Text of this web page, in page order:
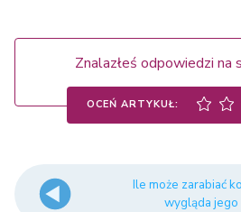
Znalazłeś odpowiedzi na
OCEŃ ARTYKUŁ:
Ile może zarabiać
wygląda jego